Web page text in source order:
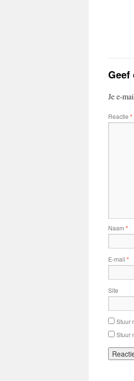
Geef
Je e-
Reactie *
Naam *
E-mail *
Site
Stuur
Stuur